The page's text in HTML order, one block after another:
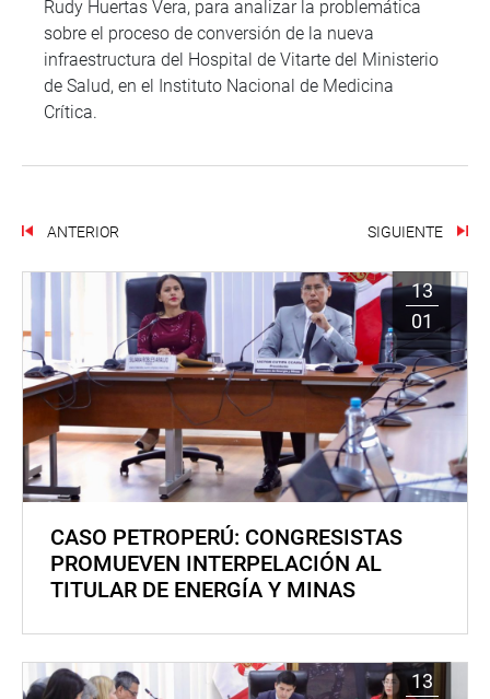
Rudy Huertas Vera, para analizar la problemática
sobre el proceso de conversión de la nueva
infraestructura del Hospital de Vitarte del Ministerio
de Salud, en el Instituto Nacional de Medicina
Crítica.
ANTERIOR SIGUIENTE
13
01
CASO PETROPERÚ: CONGRESISTAS
PROMUEVEN INTERPELACIÓN AL
TITULAR DE ENERGÍA Y MINAS
13